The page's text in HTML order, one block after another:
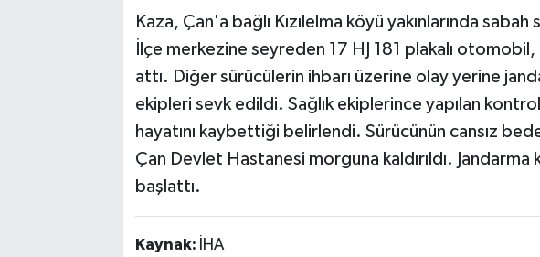
Kaza, Çan'a bağlı Kızılelma köyü yakınlarında
İlçe merkezine seyreden 17 HJ 181 plakalı
attı. Diğer sürücülerin ihbarı üzerine olay yerine
ekipleri sevk edildi. Sağlık ekiplerince yapılan
hayatını kaybettiği belirlendi. Sürücünün cansız
Çan Devlet Hastanesi morguna kaldırıldı. Jandarma
başlattı.
Kaynak: İHA